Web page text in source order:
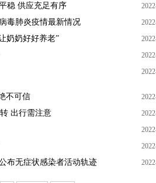
稳 供应充足有序
毒肺炎疫情最新情况
奶奶好好养老”
不可信
出行需注意
布无症状感染者活动轨迹